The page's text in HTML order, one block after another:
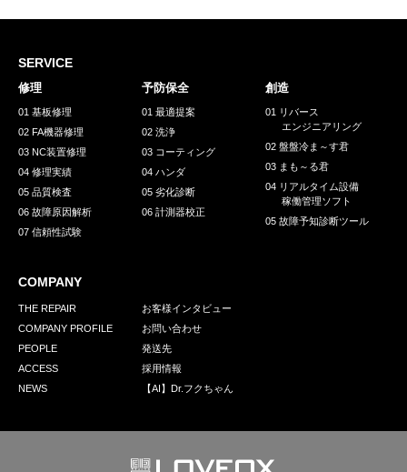
採用情報
GREEN CHALLENGE
環境への取り組み
お問い合わせ 発送先
SERVICE
修理
01 基板修理
02 FA機器修理
03 NC装置修理
04 修理実績
05 品質検査
06 故障原因解析
07 信頼性試験
予防保全
01 最適提案
02 洗浄
03 コーティング
04 ハンダ
05 劣化診断
06 計測器校正
創造
01 リバース
エンジニアリング
02 盤盤冷ま～す君
03 まも～る君
04 リアルタイム設備
稼働管理ソフト
05 故障予知診断ツール
COMPANY
THE REPAIR
COMPANY PROFILE
PEOPLE
ACCESS
NEWS
お客様インタビュー
お問い合わせ
発送先
採用情報
【AI】Dr.フクちゃん